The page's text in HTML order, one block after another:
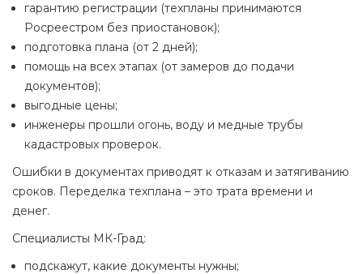
гарантию регистрации (техпланы принимаются
Росреестром без приостановок);
подготовка плана (от 2 дней);
помощь на всех этапах (от замеров до подачи
документов);
выгодные цены;
инженеры прошли огонь, воду и медные трубы
кадастровых проверок.
Ошибки в документах приводят к отказам и затягиванию
сроков. Переделка техплана – это трата времени и
денег.
Специалисты МК-Град:
подскажут, какие документы нужны;